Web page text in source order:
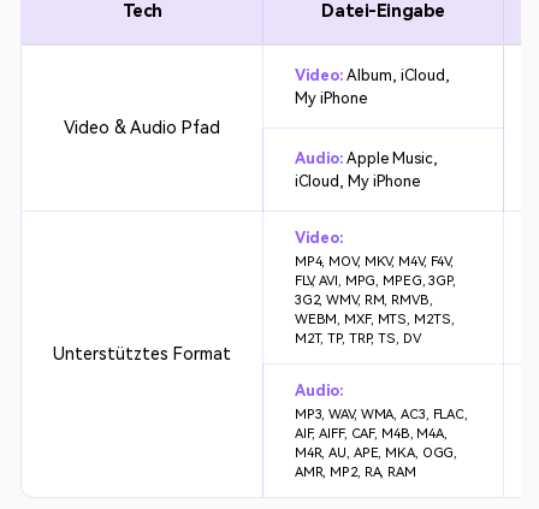
Tech Datei-Eingabe
Video & Audio Pfad
Video: Album, iCloud,
My iPhone
Audio: Apple Music,
iCloud, My iPhone
Unterstütztes Format
Video:
MP4, MOV, MKV, M4V, F4V,
FLV, AVI, MPG, MPEG, 3GP,
3G2, WMV, RM, RMVB,
WEBM, MXF, MTS, M2TS,
M2T, TP, TRP, TS, DV
Audio:
MP3, WAV, WMA, AC3, FLAC,
AIF, AIFF, CAF, M4B, M4A,
M4R, AU, APE, MKA, OGG,
AMR, MP2, RA, RAM